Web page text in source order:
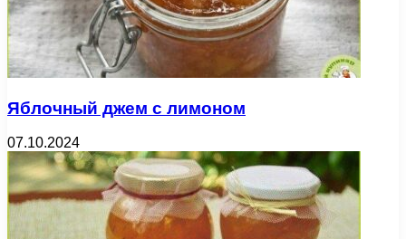
Яблочный джем с лимоном
07.10.2024